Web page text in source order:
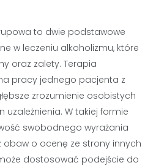
to dwie podstawowe
w leczeniu alkoholizmu, które
oraz zalety. Terapia
pracy jednego pacjenta z
zrozumienie osobistych
W takiej formie
swobodnego wyrażania
obaw o ocenę ze strony innych
dostosować podejście do